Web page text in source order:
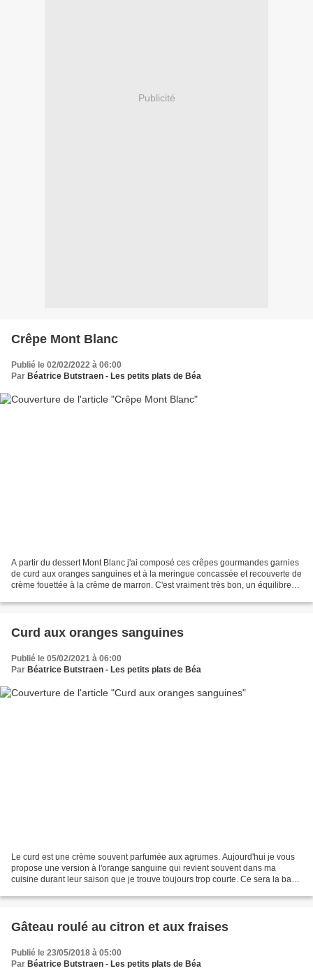
Publicité
Crêpe Mont Blanc
Publié le 02/02/2022 à 06:00
Par Béatrice Butstraen - Les petits plats de Béa
A partir du dessert Mont Blanc j'ai composé ces crêpes gourmandes garnies
de curd aux oranges sanguines et à la meringue concassée et recouverte de
crème fouettée à la crème de marron. C'est vraiment très bon, un équilibre
Curd aux oranges sanguines
Publié le 05/02/2021 à 06:00
Par Béatrice Butstraen - Les petits plats de Béa
Le curd est une crème souvent parfumée aux agrumes. Aujourd'hui je vous
propose une version à l'orange sanguine qui revient souvent dans ma
cuisine durant leur saison que je trouve toujours trop courte. Ce sera la base
Gâteau roulé au citron et aux fraises
Publié le 23/05/2018 à 05:00
Par Béatrice Butstraen - Les petits plats de Béa